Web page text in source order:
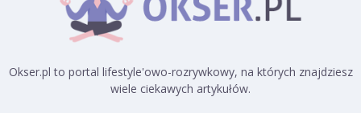
Okser.pl to portal lifestyle'owo-rozrywkowy, na których znajdziesz
wiele ciekawych artykułów.